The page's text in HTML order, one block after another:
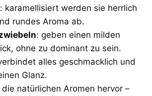
: karamellisiert werden sie herrlich
rundes Aroma ab.
: geben einen milden
ohne zu dominant zu sein.
alles geschmacklich und
Glanz.
natürlichen Aromen hervor –